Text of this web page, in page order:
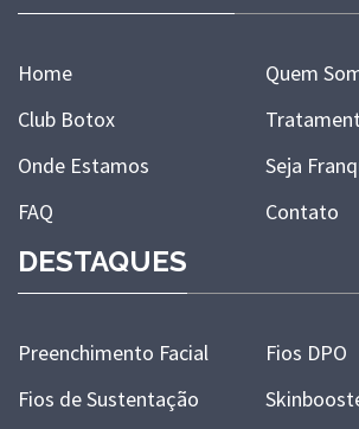
Home
Quem
Club Botox
Onde Estamos
Seja
FAQ
Contato
DESTAQUES
Preenchimento Facial
Fios DPO
Fios de Sustentação